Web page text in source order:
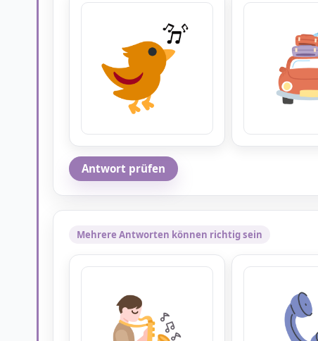
Antwort prüfen
Mehrere Antworten können richtig sein